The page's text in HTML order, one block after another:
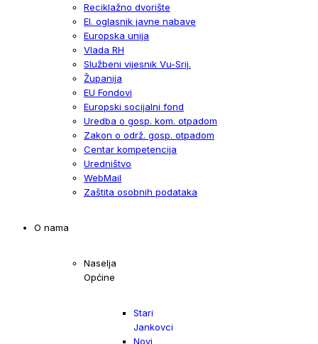
Reciklažno dvorište
El. oglasnik javne nabave
Europska unija
Vlada RH
Službeni vijesnik Vu-Srij.
Županija
EU Fondovi
Europski socijalni fond
Uredba o gosp. kom. otpadom
Zakon o održ. gosp. otpadom
Centar kompetencija
Uredništvo
WebMail
Zaštita osobnih podataka
O nama
Naselja
Općine
Stari
Jankovci
Novi